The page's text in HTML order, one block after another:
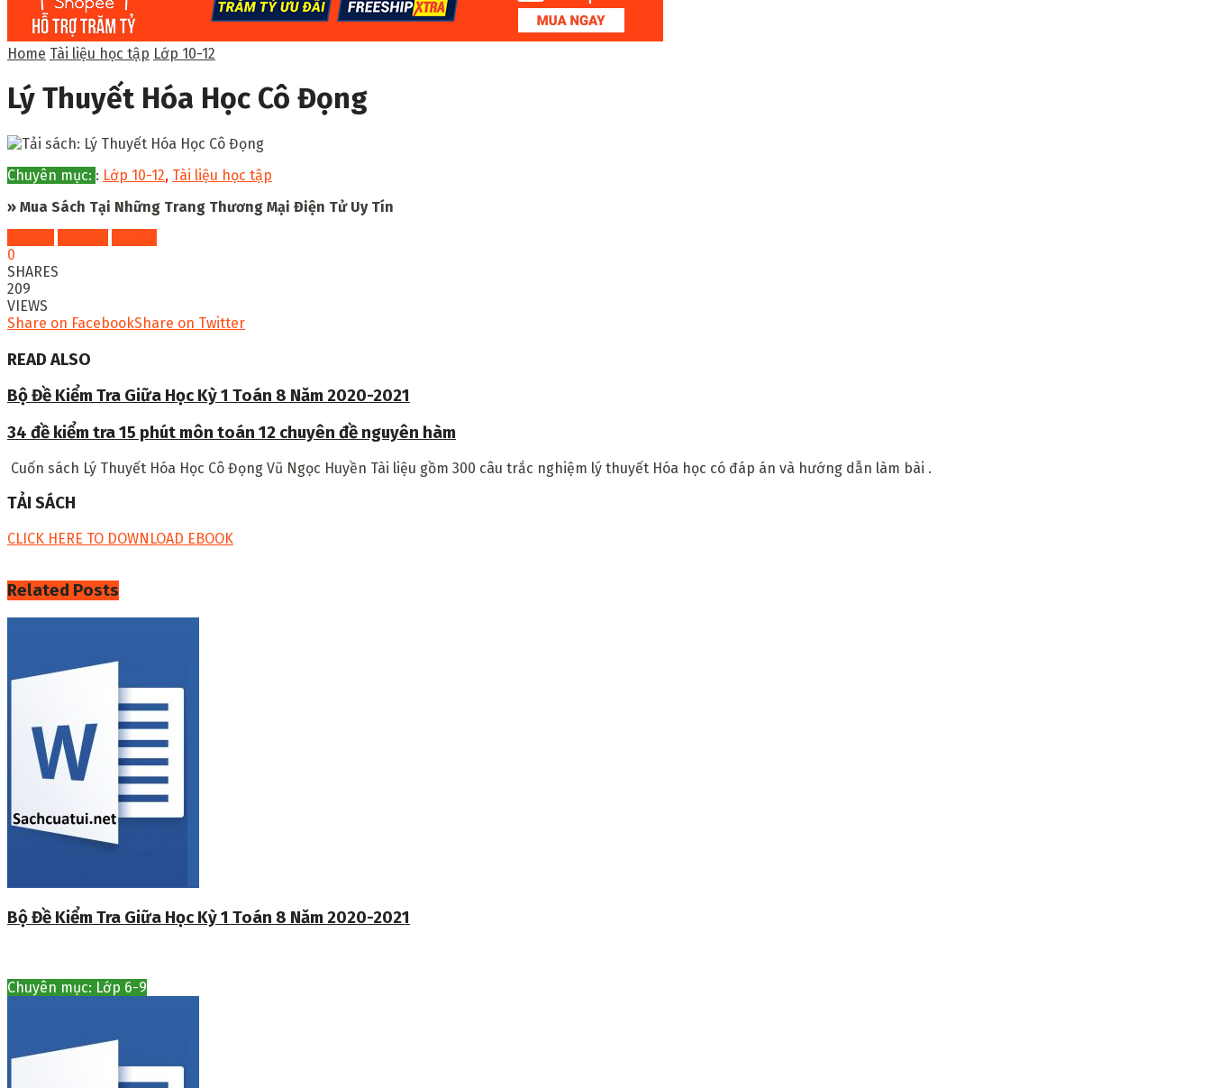
Home Tài liệu học tập Lớp 10-12
Lý Thuyết Hóa Học Cô Đọng
Chuyên mục: : Lớp 10-12, Tài liệu học tập
» Mua Sách Tại Những Trang Thương Mại Điện Tử Uy Tín
0
SHARES
209
VIEWS
Share on FacebookShare on Twitter
READ ALSO
Bộ Đề Kiểm Tra Giữa Học Kỳ 1 Toán 8 Năm 2020-2021
34 đề kiểm tra 15 phút môn toán 12 chuyên đề nguyên hàm
Cuốn sách Lý Thuyết Hóa Học Cô Đọng Vũ Ngọc Huyền Tài liệu gồm 300 câu trắc nghiệm lý thuyết Hóa học có đáp án và hướng dẫn làm bài .
TẢI SÁCH
CLICK HERE TO DOWNLOAD EBOOK
Related Posts
Bộ Đề Kiểm Tra Giữa Học Kỳ 1 Toán 8 Năm 2020-2021
Chuyên mục: Lớp 6-9